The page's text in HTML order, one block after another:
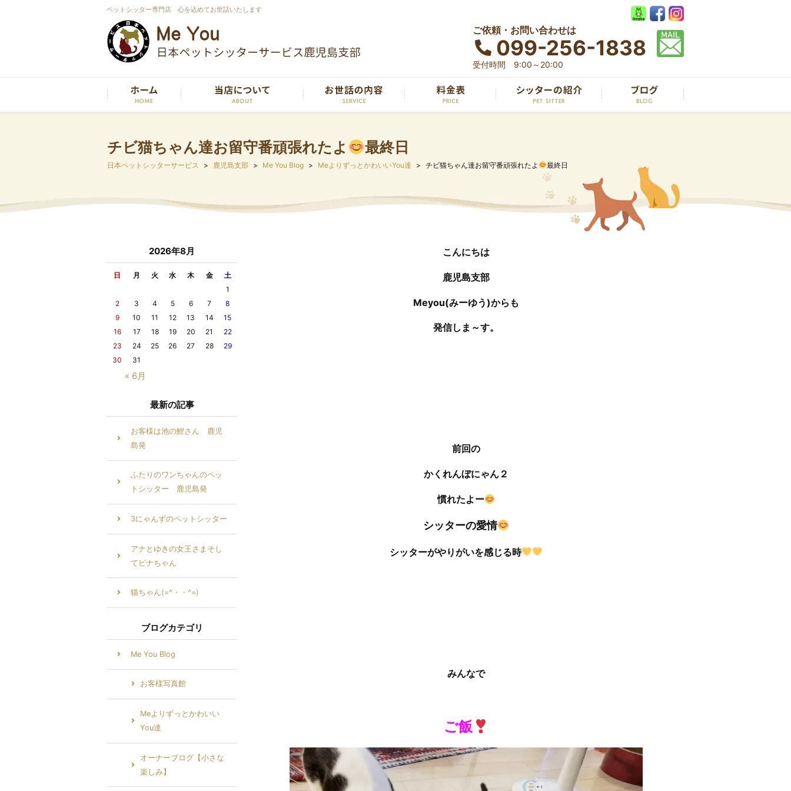
ペットシッター専門店 心を込めてお世話いたします
ご依頼・お問い合わせは
099-256-1838
受付時間 9:00～20:00
チビ猫ちゃん達お留守番頑張れたよ 最終日
日本ペットシッターサービス 鹿児島支部 Me You Blog MeよりずっとかわいいYou達 チビ猫ちゃん達お留守番頑張れたよ 最終日
こんにちは
鹿児島支部
Meyou(みーゆう)からも
発信しま～す。
前回の
かくれんぼにゃん２
慣れたよー
シッターの愛情
シッターがやりがいを感じる時
みんなで
ご飯
2026年8月
日 月 火 水 木 金 土
« 6月
1
2
3 4 5 6 7
8
9
10 11 12 13 14
15
16
17 18 19 20 21
22
23
24 25 26 27 28
29
30
31
最新の記事
お客様は池の鯉さん 鹿児
島発
ふたりのワンちゃんのペッ
トシッター 鹿児島発
3にゃんずのペットシッター
アナとゆきの女王さまそし
てビナちゃん
猫ちゃん(=^・・^=)
ブログカテゴリ
Me You Blog
お客様写真館
Meよりずっとかわいい
You達
オーナーブログ【小さな
楽しみ】